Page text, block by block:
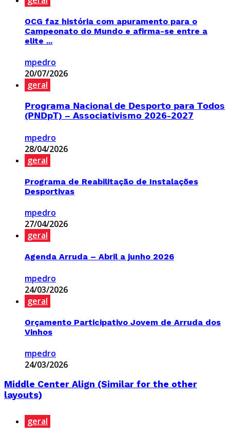
OCG faz história com apuramento para o
Campeonato do Mundo e afirma-se entre a
elite ...
mpedro
20/07/2026
geral
𝗣𝗿𝗼𝗴𝗿𝗮𝗺𝗮 𝗡𝗮𝗰𝗶𝗼𝗻𝗮𝗹 𝗱𝗲 𝗗𝗲𝘀𝗽𝗼𝗿𝘁𝗼 𝗽𝗮𝗿𝗮 𝗧𝗼𝗱𝗼𝘀
(𝗣𝗡𝗗𝗽𝗧) – 𝗔𝘀𝘀𝗼𝗰𝗶𝗮𝘁𝗶𝘃𝗶𝘀𝗺𝗼 𝟮𝟬𝟮𝟲-𝟮𝟬𝟮𝟳
mpedro
28/04/2026
geral
Programa de Reabilitação de Instalações
Desportivas
mpedro
27/04/2026
geral
Agenda Arruda – Abril a junho 2026
mpedro
24/03/2026
geral
Orçamento Participativo Jovem de Arruda dos
Vinhos
mpedro
24/03/2026
Middle Center Align (Similar for the other
layouts)
geral